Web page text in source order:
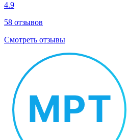
4.9
58 отзывов
Смотреть отзывы